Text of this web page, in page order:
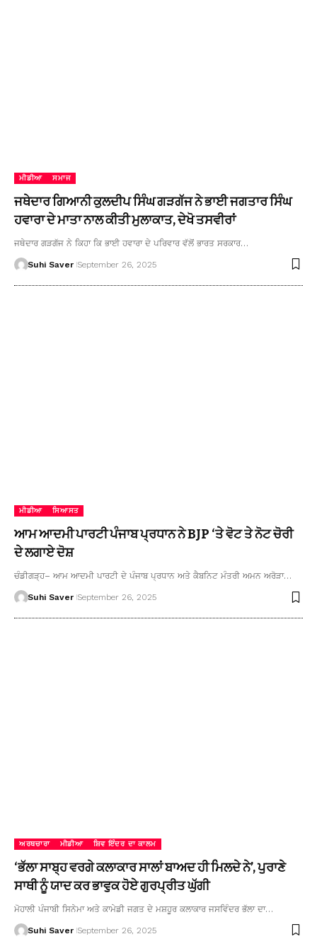
ਮੀਡੀਆ ਸਮਾਜ
ਜਥੇਦਾਰ ਗਿਆਨੀ ਕੁਲਦੀਪ ਸਿੰਘ ਗੜਗੱਜ ਨੇ ਭਾਈ ਜਗਤਾਰ ਸਿੰਘ
ਹਵਾਰਾ ਦੇ ਮਾਤਾ ਨਾਲ ਕੀਤੀ ਮੁਲਾਕਾਤ, ਦੇਖੋ ਤਸਵੀਰਾਂ
ਜਥੇਦਾਰ ਗੜਗੱਜ ਨੇ ਕਿਹਾ ਕਿ ਭਾਈ ਹਵਾਰਾ ਦੇ ਪਰਿਵਾਰ ਵੱਲੋਂ ਭਾਰਤ ਸਰਕਾਰ…
Suhi Saver September 26, 2025
ਮੀਡੀਆ ਸਿਆਸਤ
ਆਮ ਆਦਮੀ ਪਾਰਟੀ ਪੰਜਾਬ ਪ੍ਰਧਾਨ ਨੇ BJP ‘ਤੇ ਵੋਟ ਤੇ ਨੋਟ ਚੋਰੀ
ਦੇ ਲਗਾਏ ਦੋਸ਼
ਚੰਡੀਗੜ੍ਹ– ਆਮ ਆਦਮੀ ਪਾਰਟੀ ਦੇ ਪੰਜਾਬ ਪ੍ਰਧਾਨ ਅਤੇ ਕੈਬਨਿਟ ਮੰਤਰੀ ਅਮਨ ਅਰੋੜਾ…
Suhi Saver September 26, 2025
ਅਰਥਚਾਰਾ ਮੀਡੀਆ ਸ਼ਿਵ ਇੰਦਰ ਦਾ ਕਾਲਮ
‘ਭੱਲਾ ਸਾਬ੍ਹ ਵਰਗੇ ਕਲਾਕਾਰ ਸਾਲਾਂ ਬਾਅਦ ਹੀ ਮਿਲਦੇ ਨੇ’, ਪੁਰਾਣੇ
ਸਾਥੀ ਨੂੰ ਯਾਦ ਕਰ ਭਾਵੁਕ ਹੋਏ ਗੁਰਪ੍ਰੀਤ ਘੁੱਗੀ
ਮੋਹਾਲੀ ਪੰਜਾਬੀ ਸਿਨੇਮਾ ਅਤੇ ਕਾਮੇਡੀ ਜਗਤ ਦੇ ਮਸ਼ਹੂਰ ਕਲਾਕਾਰ ਜਸਵਿੰਦਰ ਭੱਲਾ ਦਾ…
Suhi Saver September 26, 2025